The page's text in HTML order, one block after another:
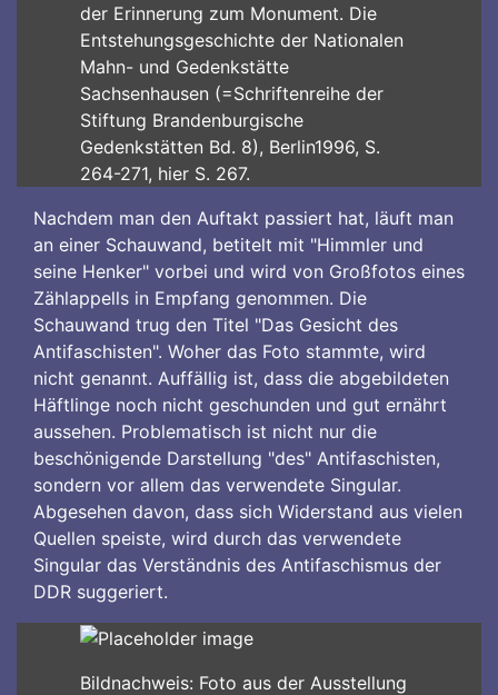
der Erinnerung zum Monument. Die
Entstehungsgeschichte der Nationalen
Mahn- und Gedenkstätte
Sachsenhausen (=Schriftenreihe der
Stiftung Brandenburgische
Gedenkstätten Bd. 8), Berlin1996, S.
264-271, hier S. 267.
Nachdem man den Auftakt passiert hat, läuft man
an einer Schauwand, betitelt mit "Himmler und
seine Henker" vorbei und wird von Großfotos eines
Zählappells in Empfang genommen. Die
Schauwand trug den Titel "Das Gesicht des
Antifaschisten". Woher das Foto stammte, wird
nicht genannt. Auffällig ist, dass die abgebildeten
Häftlinge noch nicht geschunden und gut ernährt
aussehen. Problematisch ist nicht nur die
beschönigende Darstellung "des" Antifaschisten,
sondern vor allem das verwendete Singular.
Abgesehen davon, dass sich Widerstand aus vielen
Quellen speiste, wird durch das verwendete
Singular das Verständnis des Antifaschismus der
DDR suggeriert.
Bildnachweis: Foto aus der Ausstellung